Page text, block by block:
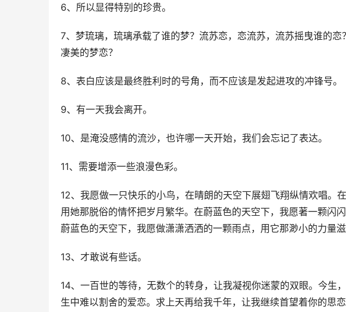
6、所以显得特别的珍贵。
7、梦琉璃，琉璃承载了谁的梦？流苏恋，恋流苏，流苏摇曳谁的
凄美的梦恋？
8、表白应该是最终胜利时的号角，而不应该是发起进攻的冲锋号。
9、有一天我会离开。
10、是淹没感情的流沙，也许哪一天开始，我们会忘记了表达。
11、需要增添一些浪漫色彩。
12、我愿做一只快乐的小鸟，在晴朗的天空下展翅飞翔纵情欢唱。
用她那脱俗的情怀把岁月繁华。在蔚蓝色的天空下，我愿著一颗闪
蔚蓝色的天空下，我愿做潇潇洒洒的一颗雨点，用它那渺小的力量滋
13、才敢说有些话。
14、一百世的等待，无数个的转身，让我凝视你迷蒙的双眼。今生
生中难以割舍的爱恋。求上天再给我千年，让我继续首望着你的思